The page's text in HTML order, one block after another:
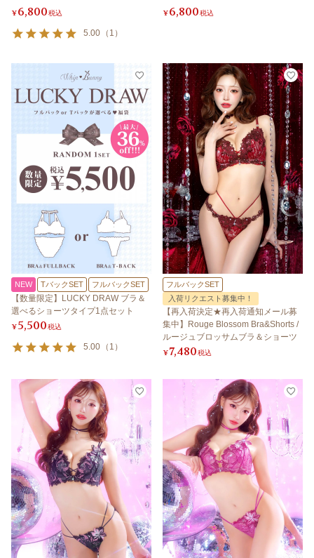
¥6,800税込
5.00 （ 1 ）
¥6,800税込
NEW TバックSET フルバックSET
【数量限定】LUCKY DRAW ブラ＆
選べるショーツタイプ1点セット
¥5,500税込
5.00 （ 1 ）
フルバックSET
入荷リクエスト募集中！
【再入荷決定★再入荷通知メール募
集中】Rouge Blossom Bra&Shorts /
ルージュブロッサムブラ＆ショーツ
¥7,480税込